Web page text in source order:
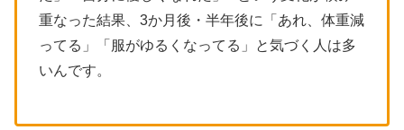
重なった結果、3か月後・半年後に「あれ、体重減
ってる」「服がゆるくなってる」と気づく人は多
いんです。